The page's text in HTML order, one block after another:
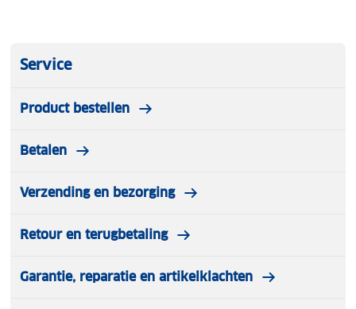
Service
Product bestellen
Betalen
Verzending en bezorging
Retour en terugbetaling
Garantie, reparatie en artikelklachten